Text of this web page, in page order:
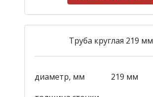
Труба круглая 219 мм
диаметр, мм
219 мм